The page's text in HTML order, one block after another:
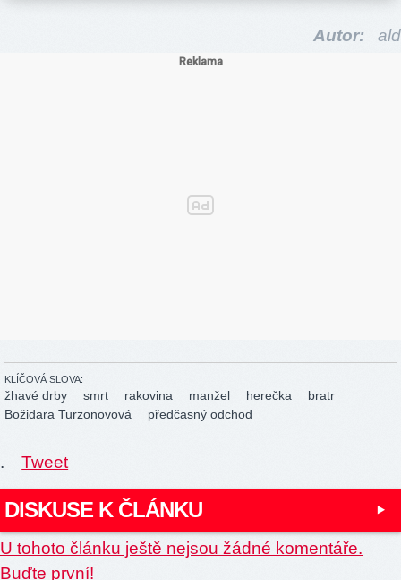
Autor: ald
KLÍČOVÁ SLOVA:
žhavé drby smrt rakovina manžel herečka
bratr
Božidara Turzonovová
předčasný odchod
. Tweet
DISKUSE K ČLÁNKU
U tohoto článku ještě nejsou žádné komentáře.
Buďte první!